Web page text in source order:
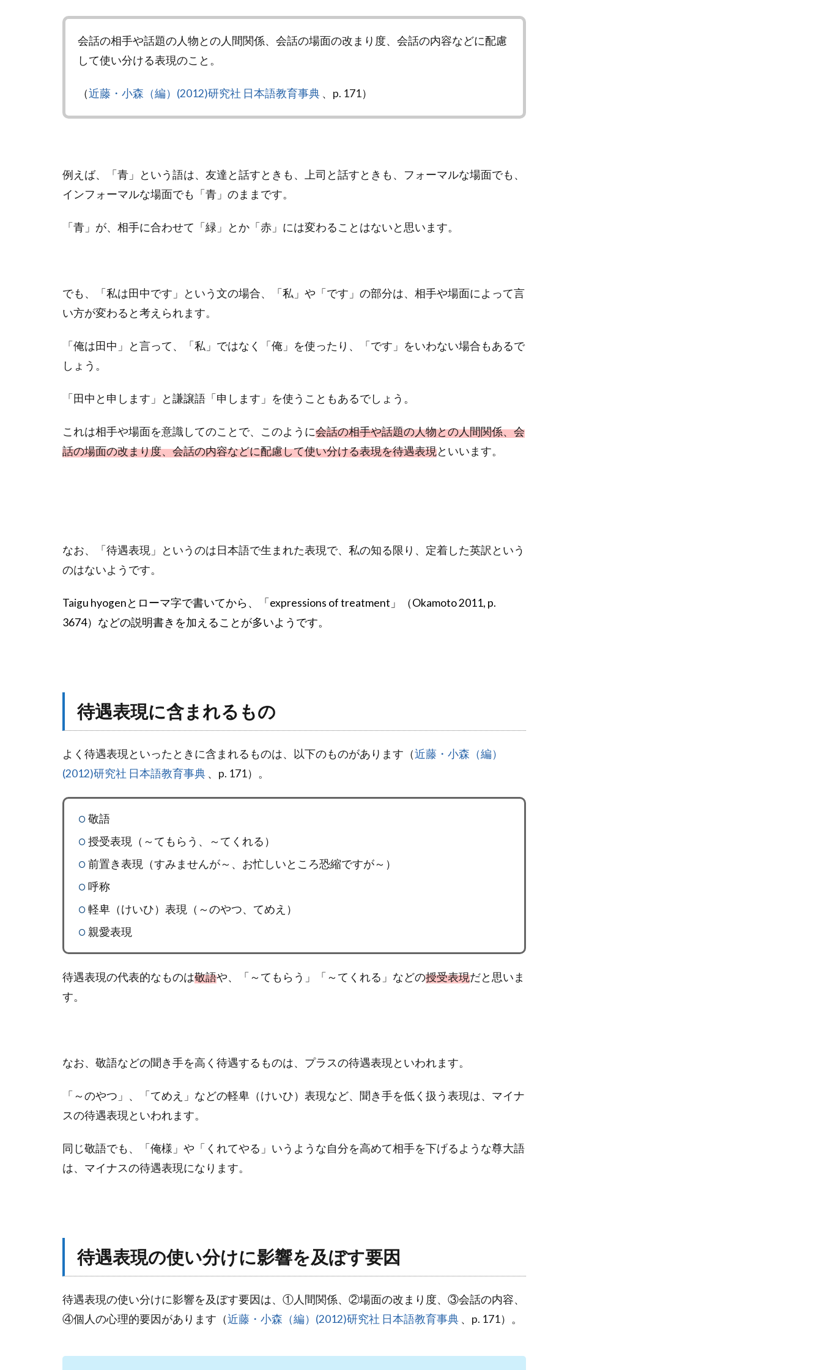
会話の相手や話題の人物との人間関係、会話の場面の改まり度、会話の内容などに配慮
して使い分ける表現のこと。
（近藤・小森（編）(2012)研究社 日本語教育事典 、p. 171）
例えば、「青」という語は、友達と話すときも、上司と話すときも、フォーマルな場面でも、
インフォーマルな場面でも「青」のままです。
「青」が、相手に合わせて「緑」とか「赤」には変わることはないと思います。
でも、「私は田中です」という文の場合、「私」や「です」の部分は、相手や場面によって言
い方が変わると考えられます。
「俺は田中」と言って、「私」ではなく「俺」を使ったり、「です」をいわない場合もあるで
しょう。
「田中と申します」と謙譲語「申します」を使うこともあるでしょう。
これは相手や場面を意識してのことで、このように会話の相手や話題の人物との人間関係、会
話の場面の改まり度、会話の内容などに配慮して使い分ける表現を待遇表現といいます。
なお、「待遇表現」というのは日本語で生まれた表現で、私の知る限り、定着した英訳という
のはないようです。
Taigu hyogenとローマ字で書いてから、「expressions of treatment」（Okamoto 2011, p.
3674）などの説明書きを加えることが多いようです。
待遇表現に含まれるもの
よく待遇表現といったときに含まれるものは、以下のものがあります（近藤・小森（編）
(2012)研究社 日本語教育事典 、p. 171）。
敬語
授受表現（～てもらう、～てくれる）
前置き表現（すみませんが～、お忙しいところ恐縮ですが～）
呼称
軽卑（けいひ）表現（～のやつ、てめえ）
親愛表現
待遇表現の代表的なものは敬語や、「～てもらう」「～てくれる」などの授受表現だと思いま
す。
なお、敬語などの聞き手を高く待遇するものは、プラスの待遇表現といわれます。
「～のやつ」、「てめえ」などの軽卑（けいひ）表現など、聞き手を低く扱う表現は、マイナ
スの待遇表現といわれます。
同じ敬語でも、「俺様」や「くれてやる」いうような自分を高めて相手を下げるような尊大語
は、マイナスの待遇表現になります。
待遇表現の使い分けに影響を及ぼす要因
待遇表現の使い分けに影響を及ぼす要因は、①人間関係、②場面の改まり度、③会話の内容、
④個人の心理的要因があります（近藤・小森（編）(2012)研究社 日本語教育事典 、p. 171）。